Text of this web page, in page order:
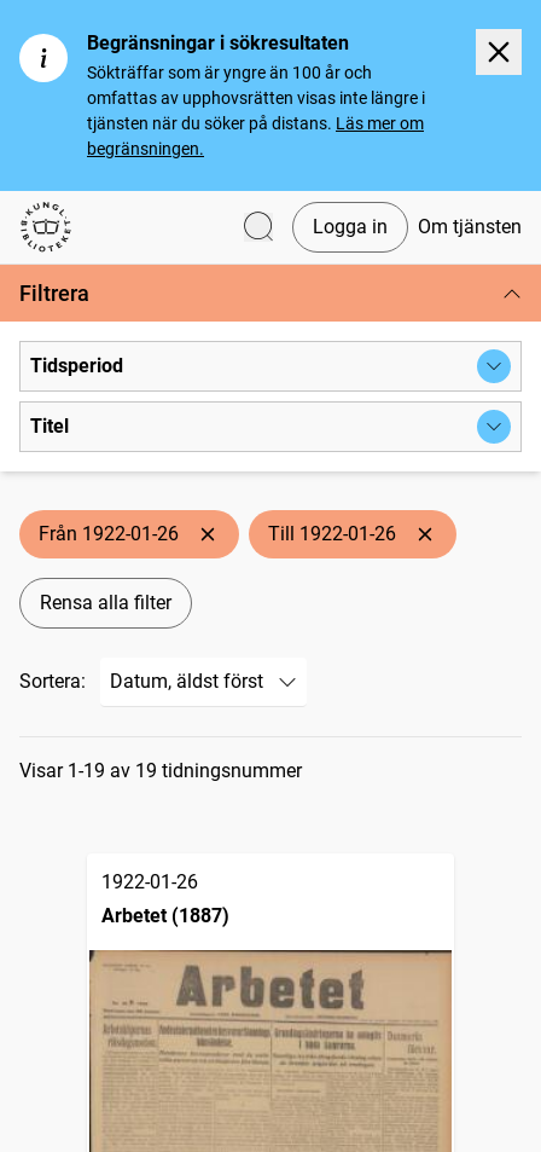
Begränsningar i sökresultaten
Sökträffar som är yngre än 100 år och
omfattas av upphovsrätten visas inte längre i
tjänsten när du söker på distans. Läs mer om
begränsningen.
Svenska tidningar
Logga in Om tjänsten
Filtrera
Tidsperiod
Titel
Från 1922-01-26 Till 1922-01-26
Rensa alla filter
Sortera:
Sökresultat
Visar 1-19 av 19 tidningsnummer
1922-01-26
Arbetet (1887)